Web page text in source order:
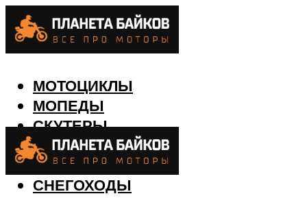
МОТОЦИКЛЫ
МОПЕДЫ
СКУТЕРЫ
КВАДРОЦИКЛЫ
ЛОДКИ
СНЕГОХОДЫ